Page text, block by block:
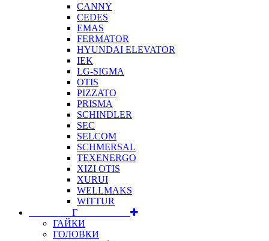
CANNY
CEDES
EMAS
FERMATOR
HYUNDAI ELEVATOR
IEK
LG-SIGMA
OTIS
PIZZATO
PRISMA
SCHINDLER
SEC
SELCOM
SCHMERSAL
TEXENERGO
XIZI OTIS
XURUI
WELLMAKS
WITTUR
⠀⠀⠀⠀⠀⠀Г⠀⠀⠀⠀⠀⠀⠀
ГАЙКИ
ГОЛОВКИ